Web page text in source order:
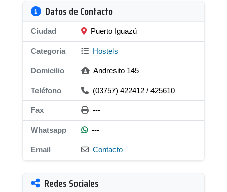
Datos de Contacto
Ciudad Puerto Iguazú
Categoria Hostels
Domicilio Andresito 145
Teléfono (03757) 422412 / 425610
Fax ---
Whatsapp ---
Email Contacto
Redes Sociales